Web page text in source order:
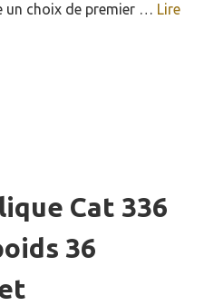
un choix de premier … Lire
Cat 336
36